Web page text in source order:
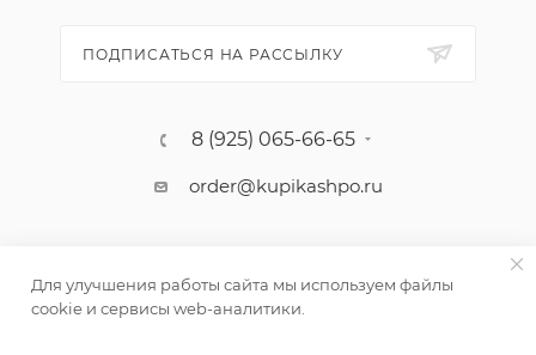
ПОДПИСАТЬСЯ НА РАССЫЛКУ
8 (925) 065-66-65
order@kupikashpo.ru
Для улучшения работы сайта мы используем файлы
cookie и сервисы web-аналитики.